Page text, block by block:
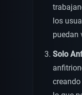
los
puedan
Solo